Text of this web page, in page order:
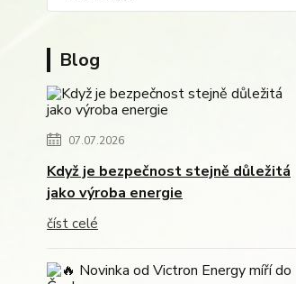
Blog
07.07.2026
Když je bezpečnost stejně důležitá
jako výroba energie
číst celé